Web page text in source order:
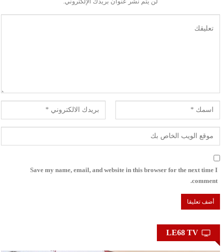
Save my name, email, and website in this browser for the next time I
comment.